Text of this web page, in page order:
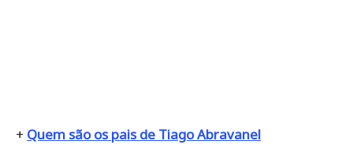
+ Quem são os pais de Tiago Abravanel